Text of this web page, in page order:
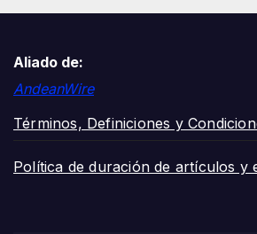
Aliado de:
AndeanWire
Términos, Definiciones y
Política de duración de artículos y